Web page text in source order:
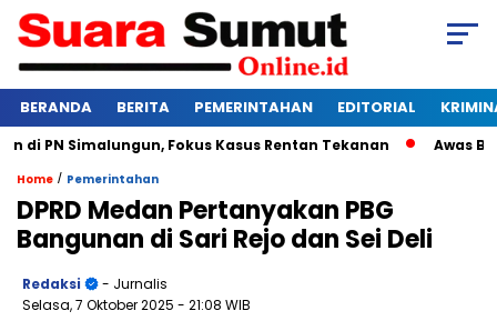
BERANDA BERITA PEMERINTAHAN EDITORIAL
Simalungun, Fokus Kasus Rentan Tekanan Awas
Home / Pemerintahan
DPRD Medan Pertanyakan PBG
Bangunan di Sari Rejo dan Sei Deli
Redaksi
- Jurnalis
Selasa, 7 Oktober 2025 - 21:08 WIB